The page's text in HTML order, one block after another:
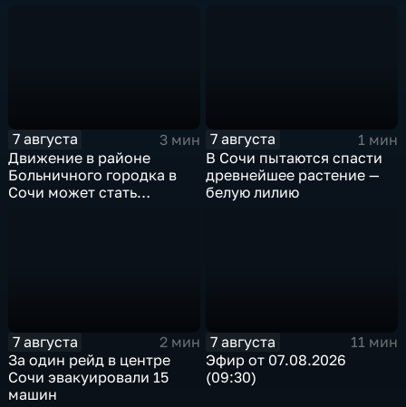
7 августа
3 мин
Движение в районе
Больничного городка в
Сочи может стать
7 августа
1 мин
В Сочи пытаются спасти
древнейшее растение —
белую лилию
7 августа
2 мин
За один рейд в центре
Сочи эвакуировали 15
машин
7 августа
11 мин
Эфир от 07.08.2026
(09:30)